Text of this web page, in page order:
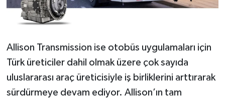
Allison Transmission ise otobüs uygulamaları için
Türk üreticiler dahil olmak üzere çok sayıda
uluslararası araç üreticisiyle iş birliklerini arttırarak
sürdürmeye devam ediyor. Allison’ın tam